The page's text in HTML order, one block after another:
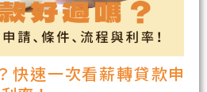
快速一次看薪轉貸款申